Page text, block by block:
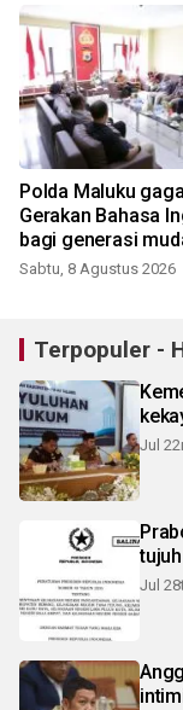
Polda Maluku
Gerakan Bahasa
bagi generasi
Sabtu, 8 Agustus 2026
Terpopuler -
Jul
Jul